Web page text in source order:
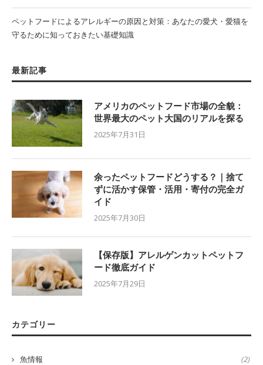
ペットフードによるアレルギーの原因と対策：あなたの愛犬・愛猫を
守るために知っておきたい基礎知識
最新記事
アメリカのペットフード市場の全貌：
世界最大のペット大国のリアルを探る
2025年7月31日
余ったペットフードどうする？｜捨て
ずに活かす保管・活用・寄付の完全ガ
イド
2025年7月30日
【保存版】アレルゲンカットペットフ
ード徹底ガイド
2025年7月29日
カテゴリー
魚情報 (2)